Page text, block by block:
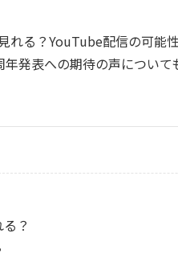
れる？YouTube配信の可能
発表への期待の声について
？